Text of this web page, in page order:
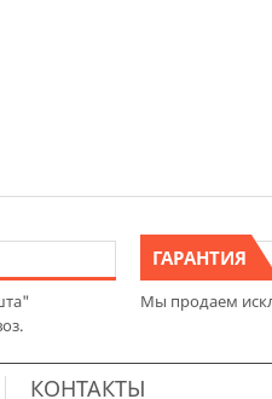
ГАРАНТИЯ
Мы продаем
КОНТАКТЫ